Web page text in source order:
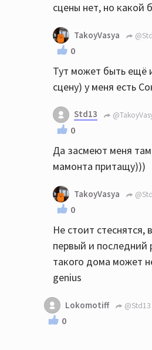
сцены нет, но какой
TakoyVasya
0
Тут может быть ещё
сцену) у меня есть
Std13
0
Да засмеют меня
мамонта притащу)))
TakoyVasya
0
Не стоит
первый и последний
такого дома может
genius
Lokomotiff @Std13
0